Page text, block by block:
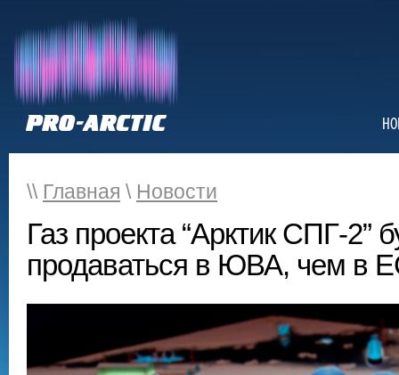
\\ Главная \ Новости
Газ проекта “Арктик СПГ-2”
продаваться в ЮВА, чем в